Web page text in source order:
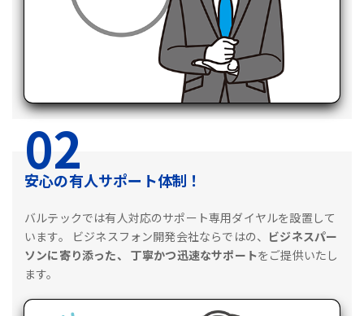
02
安心の有人サポート体制！
バルテックでは有人対応のサポート専用ダイヤルを設置して
います。
ビジネスフォン開発会社ならではの、 ビジネスパー
ソンに寄り添った、 丁寧かつ迅速なサポートをご提供いたし
ます。